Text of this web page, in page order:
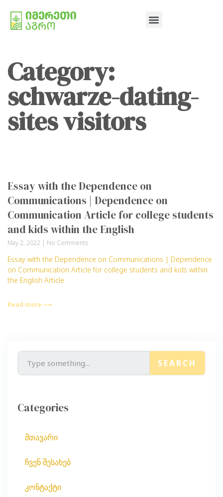
Category:
schwarze-dating-
sites visitors
Essay with the Dependence on
Communications | Dependence on
Communication Article for college students
and kids within the English
May 2, 2022 No Comments
Essay with the Dependence on Communications | Dependence
on Communication Article for college students and kids within
the English Article
Read more ⟶
SEARCH
Categories
მთავარი
ჩვენ შესახებ
კონტაქტი